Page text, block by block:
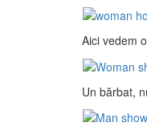
Aici vedem
Un bărbat,